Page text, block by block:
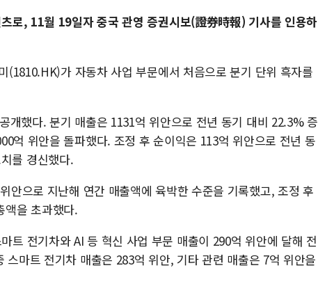
로, 11월 19일자 중국 관영 증권시보(證券時報) 기사를 인용하
(1810.HK)가 자동차 사업 부문에서 처음으로 분기 단위 흑자를
개했다. 분기 매출은 1131억 위안으로 전년 동기 대비 22.3% 증
억 위안을 돌파했다. 조정 후 순이익은 113억 위안으로 전년 동
를 경신했다.
안으로 지난해 연간 매출액에 육박한 수준을 기록했고, 조정 후
액을 초과했다.
트 전기차와 AI 등 혁신 사업 부문 매출이 290억 위안에 달해 전
마트 전기차 매출은 283억 위안, 기타 관련 매출은 7억 위안을